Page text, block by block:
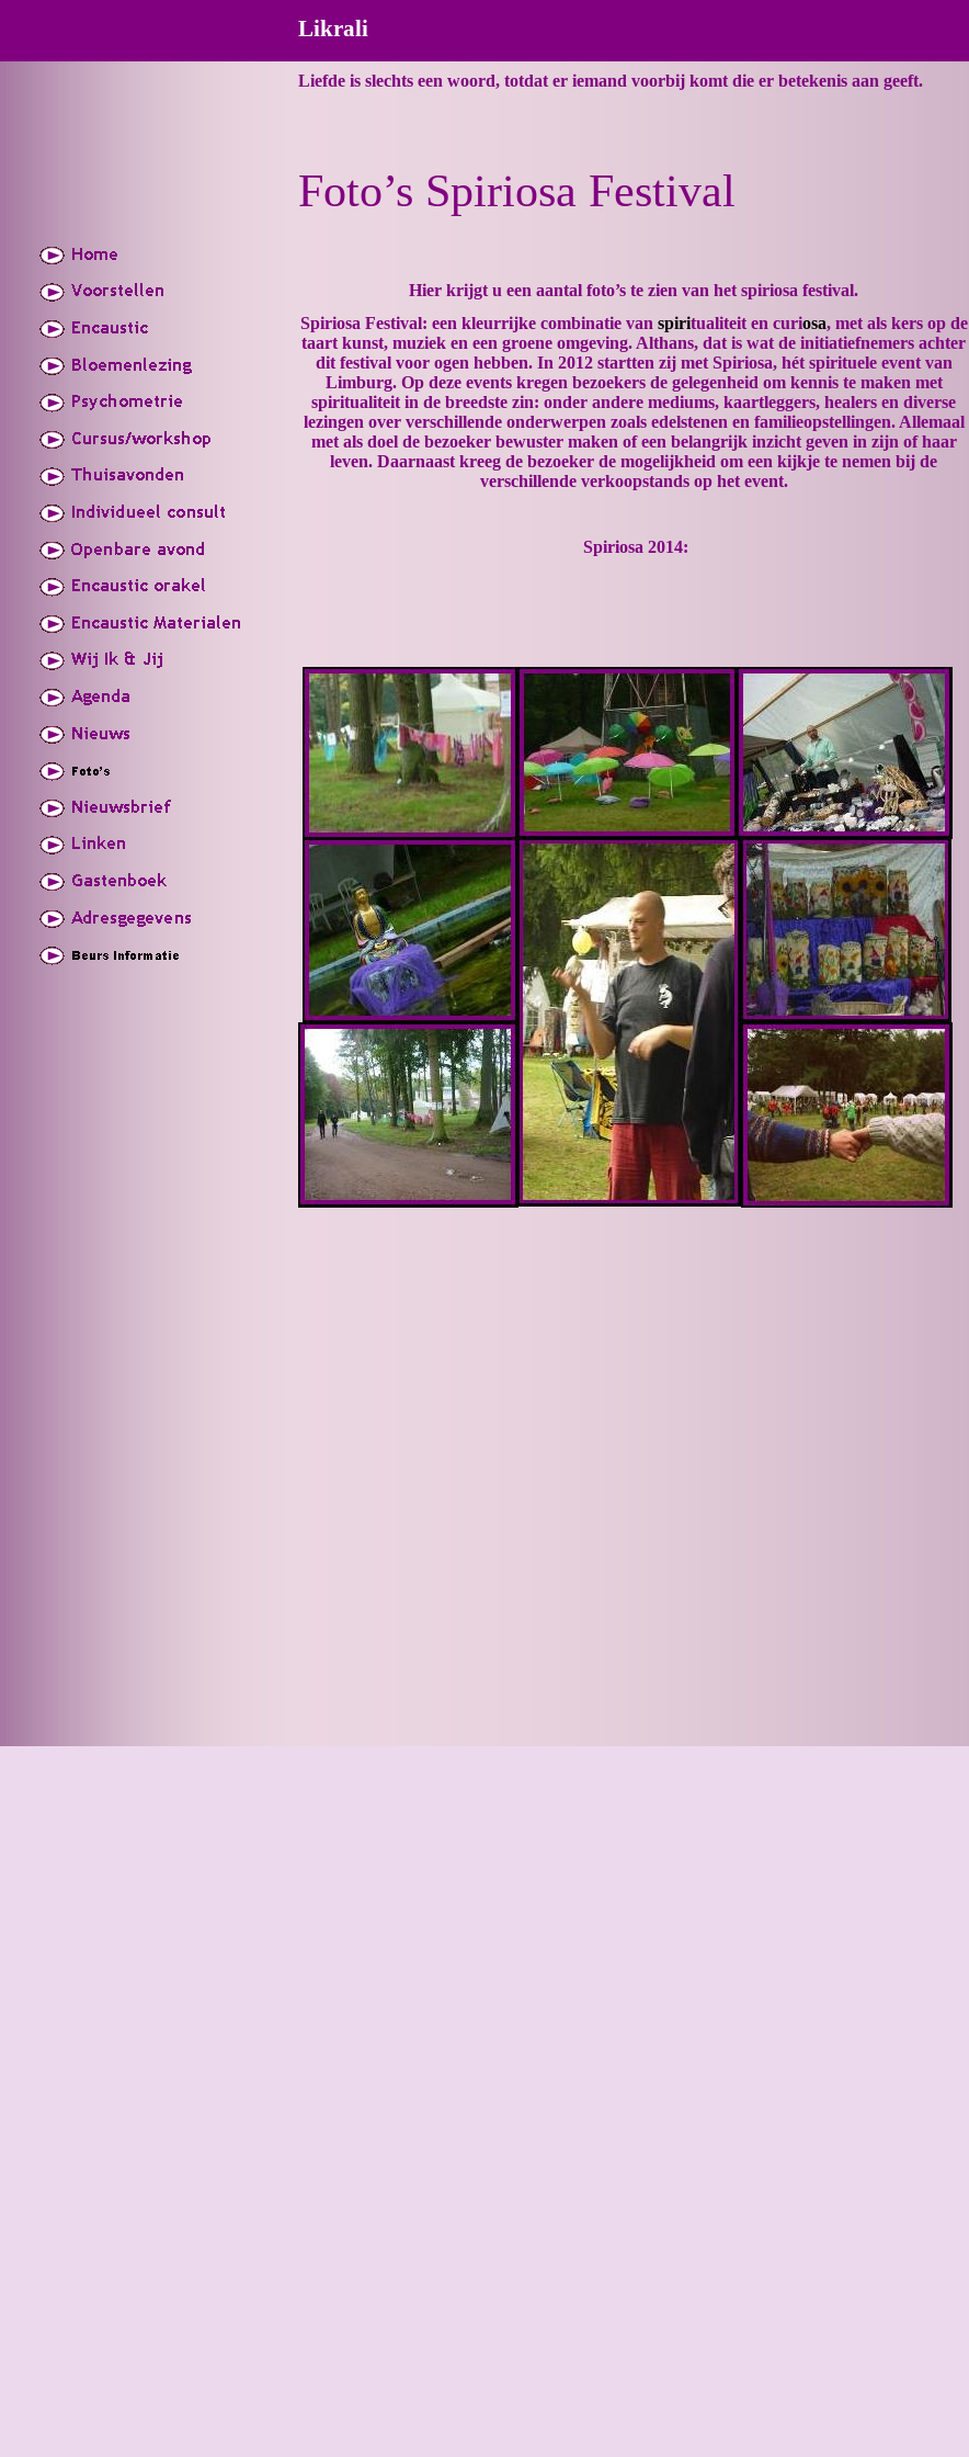
Liefde is slechts een woord, totdat er iemand voorbij komt die er betekenis aan geeft.
Likrali
Foto’s Spiriosa Festival
Hier krijgt u een aantal foto’s te zien van het spiriosa festival.
Spiriosa Festival: een kleurrijke combinatie van spiritualiteit en curiosa, met als kers op de
taart kunst, muziek en een groene omgeving. Althans, dat is wat de initiatiefnemers achter
dit festival voor ogen hebben. In 2012 startten zij met Spiriosa, hét spirituele event van
Limburg. Op deze events kregen bezoekers de gelegenheid om kennis te maken met
spiritualiteit in de breedste zin: onder andere mediums, kaartleggers, healers en diverse
lezingen over verschillende onderwerpen zoals edelstenen en familieopstellingen. Allemaal
met als doel de bezoeker bewuster maken of een belangrijk inzicht geven in zijn of haar
leven. Daarnaast kreeg de bezoeker de mogelijkheid om een kijkje te nemen bij de
verschillende verkoopstands op het event.
Spiriosa 2014: